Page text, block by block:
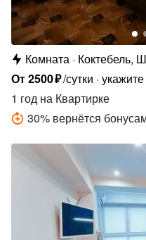
Комната Коктебель,
От2500₽/сутки
1 год на Квартирке
30% вернётся